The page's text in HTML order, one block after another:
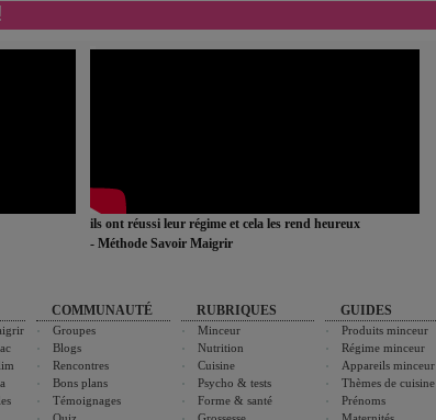
ils ont réussi leur régime et cela les rend heureux
- Méthode Savoir Maigrir
COMMUNAUTÉ
Groupes
Blogs
Rencontres
Bons plans
Témoignages
RUBRIQUES
Minceur
Nutrition
Cuisine
Psycho & tests
Forme & santé
GUIDES
Produits minceur
Régime minceur
Appareils minceur
Thèmes de cuisine
Prénoms